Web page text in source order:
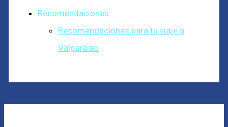
Recomendaciones
Recomendaciones para tu viaje a
Valparaíso